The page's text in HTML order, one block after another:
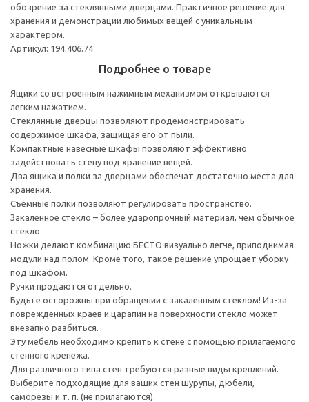
обозрение за стеклянными дверцами. Практичное решение для
хранения и демонстрации любимых вещей с уникальным
характером.
Артикул: 194.406.74
Подробнее о товаре
Ящики со встроенным нажимным механизмом открываются
легким нажатием.
Стеклянные дверцы позволяют продемонстрировать
содержимое шкафа, защищая его от пыли.
Компактные навесные шкафы позволяют эффективно
задействовать стену под хранение вещей.
Два ящика и полки за дверцами обеспечат достаточно места для
хранения.
Съемные полки позволяют регулировать пространство.
Закаленное стекло – более ударопрочный материал, чем обычное
стекло.
Ножки делают комбинацию БЕСТО визуально легче, приподнимая
модули над полом. Кроме того, такое решение упрощает уборку
под шкафом.
Ручки продаются отдельно.
Будьте осторожны при обращении с закаленным стеклом! Из-за
поврежденных краев и царапин на поверхности стекло может
внезапно разбиться.
Эту мебель необходимо крепить к стене с помощью прилагаемого
стенного крепежа.
Для различного типа стен требуются разные виды креплений.
Выберите подходящие для ваших стен шурупы, дюбели,
саморезы и т. п. (не прилагаются).